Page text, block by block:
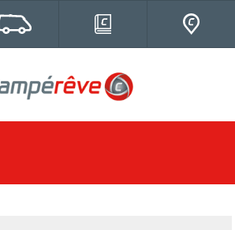
Fourgons, véhicules de